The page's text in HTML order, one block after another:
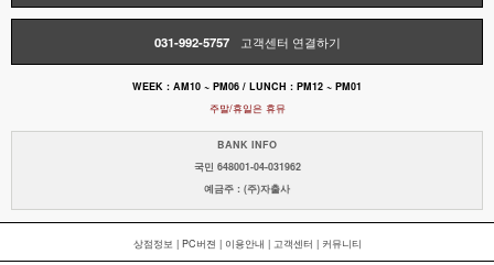
031-992-5757 고객센터 연결하기
WEEK : AM10 ~ PM06 / LUNCH : PM12 ~ PM01
주말/휴일은 휴뮤
BANK INFO
국민 648001-04-031962
예금주 : (주)자출사
상점정보 | PC버젼 | 이용안내 | 고객센터 | 커뮤니티